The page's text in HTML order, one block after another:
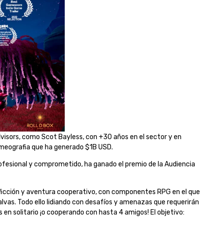
como Scot Bayless, con +30 años en el sector y en
que ha generado $1B USD.
y comprometido, ha ganado el premio de la Audiencia
y aventura cooperativo, con componentes RPG en el que
Todo ello lidiando con desafíos y amenazas que requerirán
solitario ¡o cooperando con hasta 4 amigos! El objetivo: